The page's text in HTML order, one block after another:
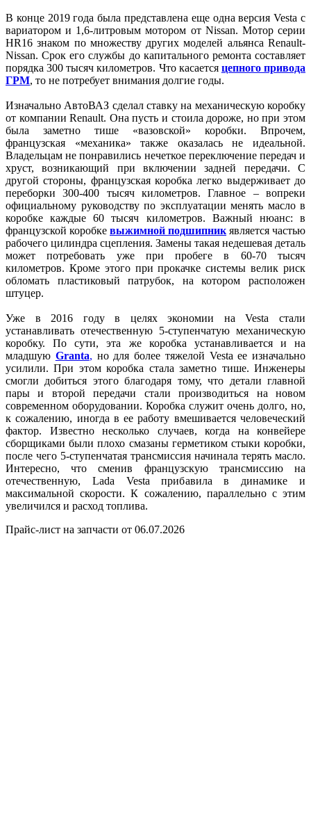
В конце 2019 года была представлена еще одна версия Vesta с
вариатором и 1,6-литровым мотором от Nissan. Мотор серии
HR16 знаком по множеству других моделей альянса Renault-
Nissan. Срок его службы до капитального ремонта составляет
порядка 300 тысяч километров. Что касается цепного привода
ГРМ, то не потребует внимания долгие годы.
Изначально АвтоВАЗ сделал ставку на механическую коробку
от компании Renault. Она пусть и стоила дороже, но при этом
была заметно тише «вазовской» коробки. Впрочем,
французская «механика» также оказалась не идеальной.
Владельцам не понравились нечеткое переключение передач и
хруст, возникающий при включении задней передачи. С
другой стороны, французская коробка легко выдерживает до
переборки 300-400 тысяч километров. Главное – вопреки
официальному руководству по эксплуатации менять масло в
коробке каждые 60 тысяч километров. Важный нюанс: в
французской коробке выжимной подшипник является частью
рабочего цилиндра сцепления. Замены такая недешевая деталь
может потребовать уже при пробеге в 60-70 тысяч
километров. Кроме этого при прокачке системы велик риск
обломать пластиковый патрубок, на котором расположен
штуцер.
Уже в 2016 году в целях экономии на Vesta стали
устанавливать отечественную 5-ступенчатую механическую
коробку. По сути, эта же коробка устанавливается и на
младшую Granta, но для более тяжелой Vesta ее изначально
усилили. При этом коробка стала заметно тише. Инженеры
смогли добиться этого благодаря тому, что детали главной
пары и второй передачи стали производиться на новом
современном оборудовании. Коробка служит очень долго, но,
к сожалению, иногда в ее работу вмешивается человеческий
фактор. Известно несколько случаев, когда на конвейере
сборщиками были плохо смазаны герметиком стыки коробки,
после чего 5-ступенчатая трансмиссия начинала терять масло.
Интересно, что сменив французскую трансмиссию на
отечественную, Lada Vesta прибавила в динамике и
максимальной скорости. К сожалению, параллельно с этим
увеличился и расход топлива.
Прайс-лист на запчасти от 06.07.2026